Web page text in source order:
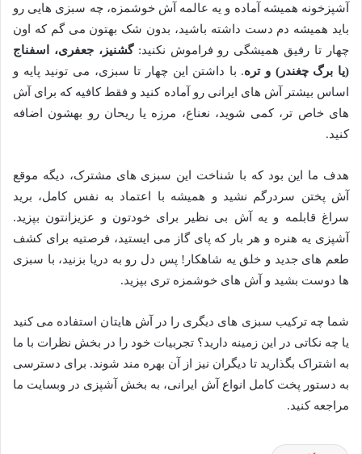
آشپزخونه همیشه آماده و یه عالمه آش خوشمزه، چه سبزی هایی رو
باید همیشه دم دست داشته باشید، بدون شک بهتون می گم که اون
چهار تا رفیق همیشگی رو فراموش نکنید:گشنیز، جعفری، اسفناج
(یا برگ چغندر) و تره. با داشتن این چهار تا سبزی، می تونید پایه و
اساس بیشتر آش های ایرانی رو آماده کنید و فقط کافیه که برای آش
های خاص تر، کمی شوید، نعناع، مرزه یا ریحان رو بهشون اضافه
کنید.
هدف ما این بود که با شناخت این سبزی های مشترک، دیگه موقع
آش پختن سردرگم نشید و همیشه با اعتماد به نفس کامل، برید
سراغ قابلمه و یه آش بی نظیر برای خودتون و عزیزانتون بپزید.
آشپزی یه هنره و هر بار که پای گاز می ایستید، فرصتیه برای کشف
طعم های جدید و خلق یه شاهکار! پس دل رو به دریا بزنید، با سبزی
ها دوست بشید و آش های خوشمزه تری بپزید.
شما چه ترکیب سبزی های دیگری را در آش هایتان استفاده می کنید
یا چه نکاتی در این زمینه دارید؟ تجربیات خود را در بخش نظرات با ما
به اشتراک بگذارید تا دیگران نیز از آن بهره مند شوند. برای دسترسی
به دستور پخت کامل انواع آش ایرانی، به بخش آشپزی در وبسایت ما
مراجعه کنید.